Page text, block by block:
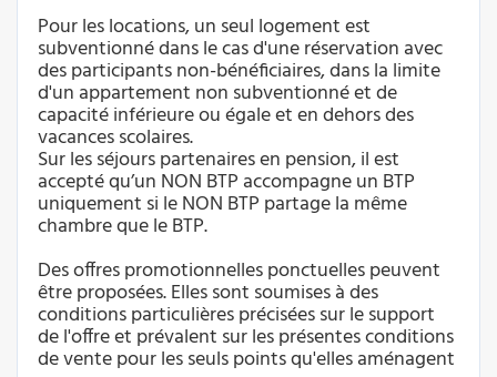
Pour les locations, un seul logement est
subventionné dans le cas d'une réservation avec
des participants non-bénéficiaires, dans la limite
d'un appartement non subventionné et de
capacité inférieure ou égale et en dehors des
vacances scolaires.
Sur les séjours partenaires en pension, il est
accepté qu’un NON BTP accompagne un BTP
uniquement si le NON BTP partage la même
chambre que le BTP.
Des offres promotionnelles ponctuelles peuvent
être proposées. Elles sont soumises à des
conditions particulières précisées sur le support
de l'offre et prévalent sur les présentes conditions
de vente pour les seuls points qu'elles aménagent